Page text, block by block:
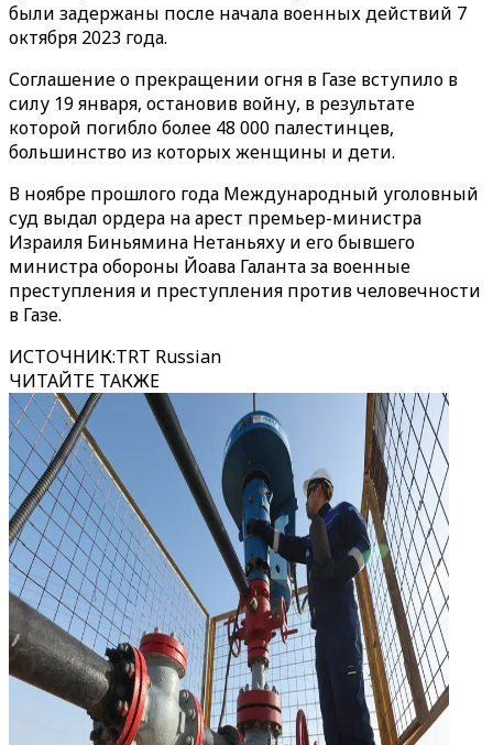
были задержаны после начала военных действий 7
октября 2023 года.
Соглашение о прекращении огня в Газе вступило в
силу 19 января, остановив войну, в результате
которой погибло более 48 000 палестинцев,
большинство из которых женщины и дети.
В ноябре прошлого года Международный уголовный
суд выдал ордера на арест премьер-министра
Израиля Биньямина Нетаньяху и его бывшего
министра обороны Йоава Галанта за военные
преступления и преступления против человечности
в Газе.
ИСТОЧНИК:TRT Russian
ЧИТАЙТЕ ТАКЖЕ